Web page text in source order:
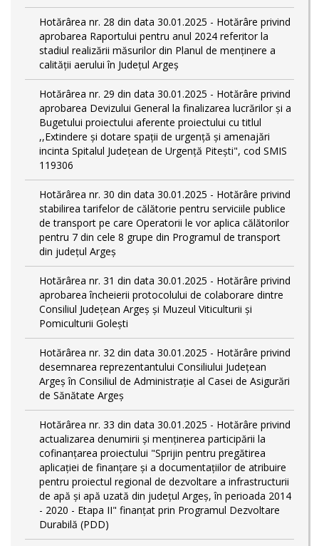
Hotărârea nr. 28 din data 30.01.2025 - Hotărâre privind
aprobarea Raportului pentru anul 2024 referitor la
stadiul realizării măsurilor din Planul de menținere a
calității aerului în Județul Argeș
Hotărârea nr. 29 din data 30.01.2025 - Hotărâre privind
aprobarea Devizului General la finalizarea lucrărilor și a
Bugetului proiectului aferente proiectului cu titlul
,,Extindere și dotare spații de urgență și amenajări
incinta Spitalul Județean de Urgență Pitești", cod SMIS
119306
Hotărârea nr. 30 din data 30.01.2025 - Hotărâre privind
stabilirea tarifelor de călătorie pentru serviciile publice
de transport pe care Operatorii le vor aplica călătorilor
pentru 7 din cele 8 grupe din Programul de transport
din județul Argeş
Hotărârea nr. 31 din data 30.01.2025 - Hotărâre privind
aprobarea încheierii protocolului de colaborare dintre
Consiliul Județean Argeș și Muzeul Viticulturii și
Pomiculturii Golești
Hotărârea nr. 32 din data 30.01.2025 - Hotărâre privind
desemnarea reprezentantului Consiliului Județean
Argeș în Consiliul de Administrație al Casei de Asigurări
de Sănătate Argeș
Hotărârea nr. 33 din data 30.01.2025 - Hotărâre privind
actualizarea denumirii și menținerea participării la
cofinanțarea proiectului "Sprijin pentru pregătirea
aplicaţiei de finanţare şi a documentaţiilor de atribuire
pentru proiectul regional de dezvoltare a infrastructurii
de apă şi apă uzată din judeţul Argeş, în perioada 2014
- 2020 - Etapa II" finanțat prin Programul Dezvoltare
Durabilă (PDD)